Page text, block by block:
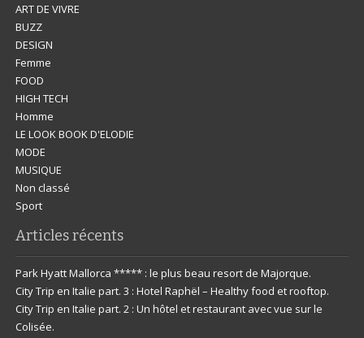
ART DE VIVRE
BUZZ
DESIGN
Femme
FOOD
HIGH TECH
Homme
LE LOOK BOOK D'ELODIE
MODE
MUSIQUE
Non classé
Sport
Articles récents
Park Hyatt Mallorca ***** : le plus beau resort de Majorque.
City Trip en Italie part. 3 : Hotel Raphël – Healthy food et rooftop.
City Trip en Italie part. 2 : Un hôtel et restaurant avec vue sur le
Colisée.